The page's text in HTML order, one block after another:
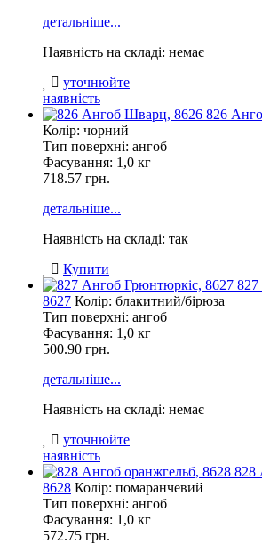
детальніше...
Наявність на складі: немає
уточнюйте
наявність
826
Колір: чорний
Тип поверхні: ангоб
Фасування: 1,0 кг
718.57 грн.
детальніше...
Наявність на складі: так
Купити
827
8627 Колір: блакитний/бірюза
Тип поверхні: ангоб
Фасування: 1,0 кг
500.90 грн.
детальніше...
Наявність на складі: немає
уточнюйте
наявність
828
8628 Колір: помаранчевий
Тип поверхні: ангоб
Фасування: 1,0 кг
572.75 грн.